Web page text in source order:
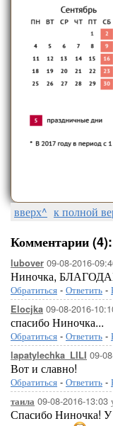
вверх^ к полной
Комментарии (4):
lubover 09-08-2016-
Ниночка,
Обратиться - Ответить -
Elocjka 09-08-2016-
спасибо Ниночка...
Обратиться - Ответить -
lapatylechka_LILI 09-
Вот и славно!
Обратиться - Ответить -
таила 09-08-2016-13:03
Спасибо Ниночка! У